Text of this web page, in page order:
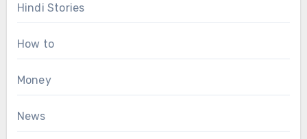
Hindi Stories
How to
Money
News